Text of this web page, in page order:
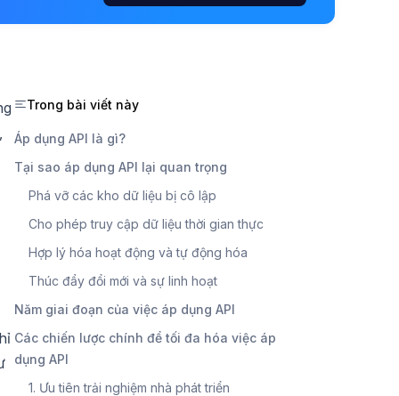
Trong bài viết này
Áp dụng API là gì?
Tại sao áp dụng API lại quan trọng
Phá vỡ các kho dữ liệu bị cô lập
Cho phép truy cập dữ liệu thời gian thực
Hợp lý hóa hoạt động và tự động hóa
Thúc đẩy đổi mới và sự linh hoạt
Năm giai đoạn của việc áp dụng API
Các chiến lược chính để tối đa hóa việc áp
dụng API
1. Ưu tiên trải nghiệm nhà phát triển